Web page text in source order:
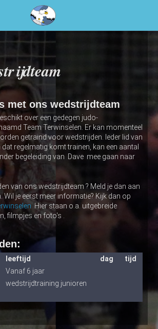
met ons wedstrijdteam
over een gedegen judo-
Team Terwinselen. Er kan momenteel
getraind voor wedstrijden. Ieder lid van
regelmatig komt trainen, kan een aantal
begeleiding van Dave mee gaan naar
van ons wedstrijdteam ? Meld je dan aan
Wil je eerst meer informatie? Kijk dan op
Hier staan o.a. uitgebreide
filmpjes en foto's .
leeftijd dag
tijd
Vanaf 6 jaar
wedstrijdtraining junioren